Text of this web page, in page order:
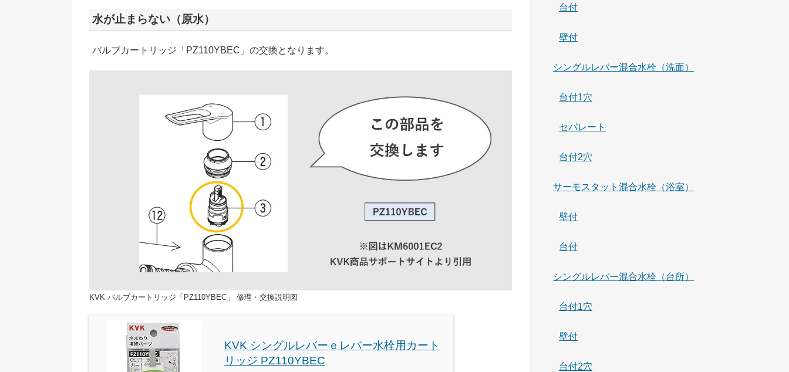
水が止まらない（原水）
バルブカートリッジ「PZ110YBEC」の交換となります。
KVK バルブカートリッジ「PZ110YBEC」 修理・交換説明図
KVK シングルレバーｅレバー水栓用カート
リッジ PZ110YBEC
台付
壁付
シングルレバー混合水栓（洗面）
台付1穴
セパレート
台付2穴
サーモスタット混合水栓（浴室）
壁付
台付
シングルレバー混合水栓（台所）
台付1穴
壁付
台付2穴